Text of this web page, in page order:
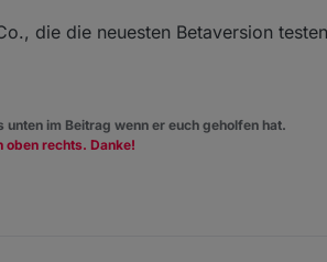
die die neuesten Betaversion
unten im Beitrag wenn er euch geholfen hat.
oben rechts. Danke!